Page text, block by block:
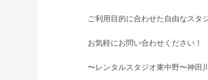
ご利用目的に合わせた自由なスタ
お気軽にお問い合わせください！
〜レンタルスタジオ東中野〜神田